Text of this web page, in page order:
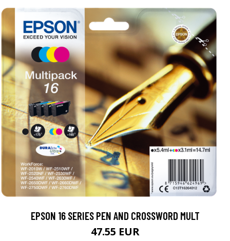
EPSON 16 SERIES PEN AND CROSSWORD MULT
47.55 EUR